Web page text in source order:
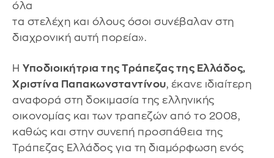
όλα
τα στελέχη και όλους όσοι συνέβαλαν στη
διαχρονική αυτή πορεία».
Η Υποδιοικήτρια της Τράπεζας της Ελλάδος,
Χριστίνα Παπακωνσταντίνου, έκανε ιδιαίτερη
αναφορά στη δοκιμασία της ελληνικής
οικονομίας και των τραπεζών από το 2008,
καθώς και στην συνεπή προσπάθεια της
Τράπεζας Ελλάδος για τη διαμόρφωση ενός